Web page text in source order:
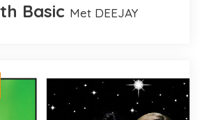
Basic met DEEJAY